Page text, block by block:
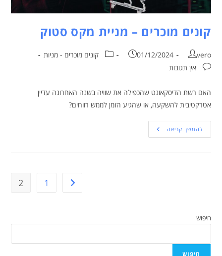
קונים מוכרים – מניית מקס סטוק
vero
01/12/2024
קונים מוכרים - מניות
אין תגובות
האם רשת הדיסקאונט שהכפילה את שוויה בשנה האחרונה עדיין
אטרקטיבית להשקעה, או שהגיע הזמן לממש רווחים?
להמשך קריאה
1
2
חיפוש
חיפוש